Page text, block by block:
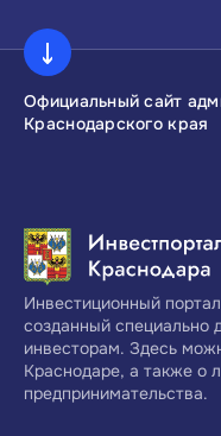
Официальный сайт
Краснодарского края
Инвестиционный
созданный специально
инвесторам. Здесь
Краснодаре, а также о
предпринимательства.